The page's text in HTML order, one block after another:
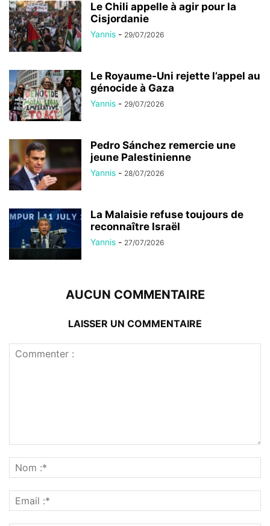
Le Chili appelle à agir pour la
Cisjordanie
Yannis - 29/07/2026
Le Royaume-Uni rejette l’appel au
génocide à Gaza
Yannis - 29/07/2026
Pedro Sánchez remercie une
jeune Palestinienne
Yannis - 28/07/2026
La Malaisie refuse toujours de
reconnaître Israël
Yannis - 27/07/2026
AUCUN COMMENTAIRE
LAISSER UN COMMENTAIRE